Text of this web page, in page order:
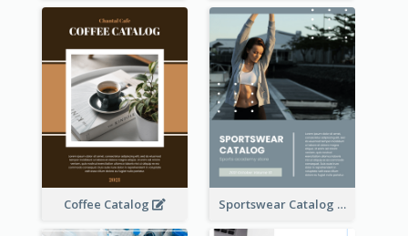
Coffee Catalog Sportswear Catalog